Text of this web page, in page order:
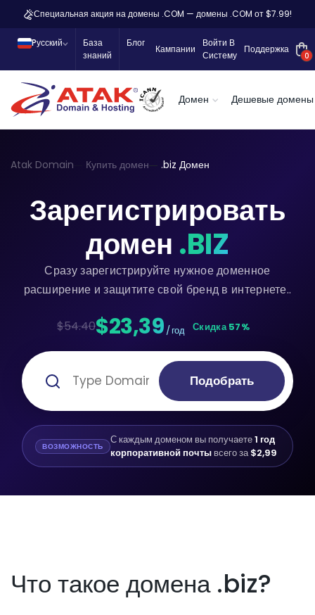
Специальная акция на домены .COM — домены .COM от $7.99!
Pусский
База
знаний
Блог
Кампании
Войти В
Систему
Поддержка
0
Домен Дешевые домены
Atak Domain Купить домен .biz Домен
Зарегистрировать
домен .BIZ
Сразу зарегистрируйте нужное доменное
расширение и защитите свой бренд в интернете..
$54.40$23,39 / год Скидка 57%
Подобрать
ВОЗМОЖНОСТЬ С каждым доменом вы получаете1 год
корпоративной почтывсего за$2,99
Что такое домена .biz?